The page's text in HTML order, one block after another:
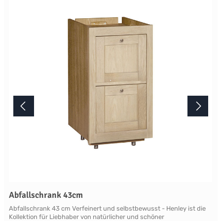
Produktes nicht authentisch wiedergegeben wird. Ihre Fragen zu
diesem Artikel beantworten wir Ihnen gerne telefonisch unter +49
2381 97372-0,per E-Mail an shop@landlord-living.de oder nach
Terminabsprache persönlich in unserem Showroom.
Abfallschrank 43cm
Abfallschrank 43 cm Verfeinert und selbstbewusst - Henley ist die
Kollektion für Liebhaber von natürlicher und schöner